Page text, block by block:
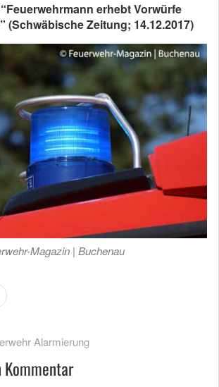
erhebt Vorwürfe
(Schwäbische Zeitung; 14.12.2017)
Magazin | Buchenau
Alarmierung
Kommentar